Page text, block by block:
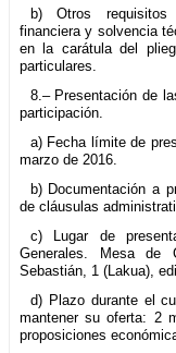
b) Otros
financiera y solvencia
en la carátula del
particulares.
8.– Presentación de
participación.
a) Fecha límite de
marzo de 2016.
b) Documentación a
de cláusulas
c) Lugar de
Generales. Mesa de
Sebastián, 1 (Lakua),
d) Plazo durante el
mantener su oferta: 2
proposiciones